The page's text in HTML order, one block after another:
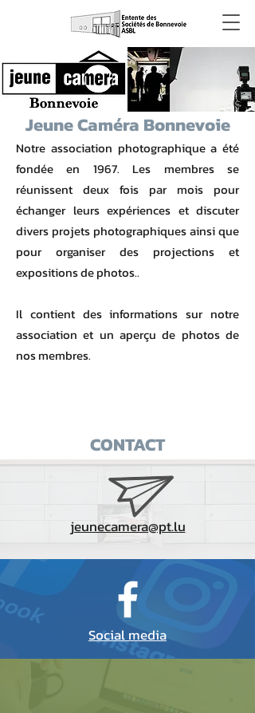
Jeune Caméra Bonnevoie
Notre association photographique a été
fondée en 1967. Les membres se
réunissent deux fois par mois pour
échanger leurs expériences et discuter
divers projets photographiques ainsi que
pour organiser des projections et
expositions de photos..
Il contient des informations sur notre
association et un aperçu de photos de
nos membres.
CONTACT
jeunecamera@pt.lu
Social media